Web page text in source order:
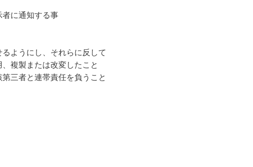
に通知する事
ようにし、それらに反して
複製または改変したこと
三者と連帯責任を負うこと